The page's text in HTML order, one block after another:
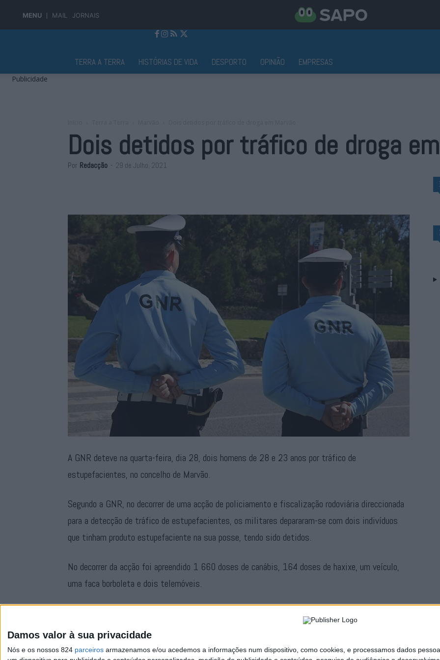
Damos valor à sua privacidade
Nós e os nossos 824 parceiros armazenamos e/ou acedemos a informações num dispositivo, como cookies, e processamos dados
MENU MAIL JORNAIS
TERRA A TERRA HISTÓRIAS DE VIDA DESPORTO OPINIÃO EMPRESAS
Publicidade
Dois detidos por tráfico de droga
Por Redacção - 29 de Julho, 2021
A GNR deteve na quarta-feira, dia 28, dois homens de 28 e 23 anos por tráfico de
estupefacientes, no concelho de Marvão.
Segundo a GNR, no decorrer de uma acção de policiamento e fiscalização rodoviária direccionada
para a detecção de tráfico de estupefacientes, os militares depararam-se com dois indivíduos
que tinham produto estupefaciente na sua posse, tendo sido detidos.
No decorrer da acção foi apreendido 1 660 doses de canábis, 164 doses de haxixe, um veículo,
uma faca borboleta e dois telemóveis.
Portalegre.